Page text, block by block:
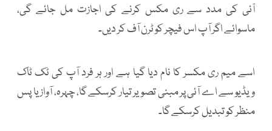
آئی کی مدد سے ری مکس کرنے کی اجازت مل جائے گی،
ماسوائے اگر آپ اس فیچر کو ٹرن آف کر دیں۔
اسے میم ری مکسر کا نام دیا گیا ہے اور ہر فرد آپ کی ٹک ٹاک
ویڈیو سے اے آئی پر مبنی تصویر تیار کرسکے گا، چہرہ، آواز یا پس
منظر کو تبدیل کرسکے گا۔